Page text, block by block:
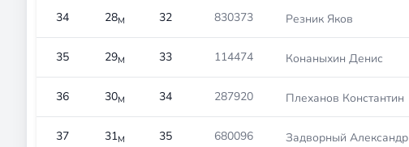
34 28М 32 830373 Резник Яков
35 29М 33 114474 Конаныхин Денис
36 30М 34 287920 Плеханов Константин
37 31М 35 680096 Задворный Александр